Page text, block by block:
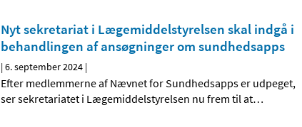
Nyt sekretariat i Lægemiddelstyrelsen skal indgå i
behandlingen af ansøgninger om sundhedsapps
|6. september 2024 |
Efter medlemmerne af Nævnet for Sundhedsapps er udpeget,
ser sekretariatet i Lægemiddelstyrelsen nu frem til at…